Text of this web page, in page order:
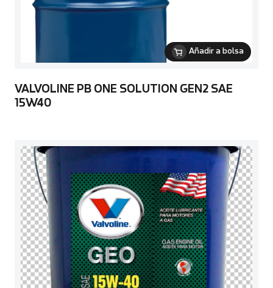
Añadir a bolsa
VALVOLINE PB ONE SOLUTION GEN2 SAE
15W40